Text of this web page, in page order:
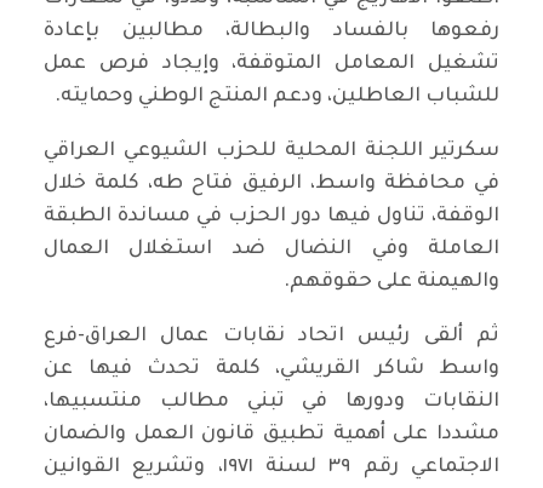
رفعوها بالفساد والبطالة، مطالبين بإعادة
تشغيل المعامل المتوقفة، وإيجاد فرص عمل
للشباب العاطلين، ودعم المنتج الوطني وحمايته.
سكرتير اللجنة المحلية للحزب الشيوعي العراقي
في محافظة واسط، الرفيق فتاح طه، كلمة خلال
الوقفة، تناول فيها دور الحزب في مساندة الطبقة
العاملة وفي النضال ضد استغلال العمال
والهيمنة على حقوقهم.
ثم ألقى رئيس اتحاد نقابات عمال العراق-فرع
واسط شاكر القريشي، كلمة تحدث فيها عن
النقابات ودورها في تبني مطالب منتسبيها،
مشددا على أهمية تطبيق قانون العمل والضمان
الاجتماعي رقم ٣٩ لسنة ١٩٧١، وتشريع القوانين